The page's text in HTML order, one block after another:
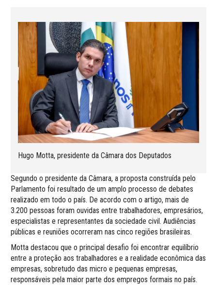
Hugo Motta, presidente da Câmara dos Deputados
Segundo o presidente da Câmara, a proposta construída pelo
Parlamento foi resultado de um amplo processo de debates
realizado em todo o país. De acordo com o artigo, mais de
3.200 pessoas foram ouvidas entre trabalhadores, empresários,
especialistas e representantes da sociedade civil. Audiências
públicas e reuniões ocorreram nas cinco regiões brasileiras.
Motta destacou que o principal desafio foi encontrar equilíbrio
entre a proteção aos trabalhadores e a realidade econômica das
empresas, sobretudo das micro e pequenas empresas,
responsáveis pela maior parte dos empregos formais no país.